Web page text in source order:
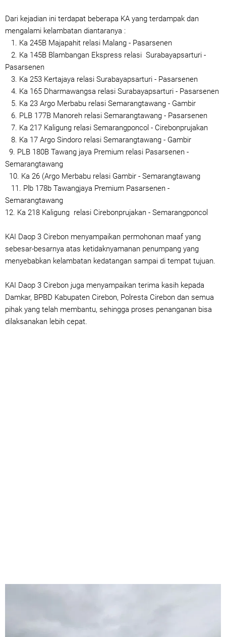
Dari kejadian ini terdapat beberapa KA yang terdampak dan
mengalami kelambatan diantaranya :
1. Ka 245B Majapahit relasi Malang - Pasarsenen
2. Ka 145B Blambangan Ekspress relasi Surabayapsarturi -
Pasarsenen
3. Ka 253 Kertajaya relasi Surabayapsarturi - Pasarsenen
4. Ka 165 Dharmawangsa relasi Surabayapsarturi - Pasarsenen
5. Ka 23 Argo Merbabu relasi Semarangtawang - Gambir
6. PLB 177B Manoreh relasi Semarangtawang - Pasarsenen
7. Ka 217 Kaligung relasi Semarangponcol - Cirebonprujakan
8. Ka 17 Argo Sindoro relasi Semarangtawang - Gambir
9. PLB 180B Tawang jaya Premium relasi Pasarsenen -
Semarangtawang
10. Ka 26 (Argo Merbabu relasi Gambir - Semarangtawang
11. Plb 178b Tawangjaya Premium Pasarsenen -
Semarangtawang
12. Ka 218 Kaligung relasi Cirebonprujakan - Semarangponcol
KAI Daop 3 Cirebon menyampaikan permohonan maaf yang
sebesar-besarnya atas ketidaknyamanan penumpang yang
menyebabkan kelambatan kedatangan sampai di tempat tujuan.
KAI Daop 3 Cirebon juga menyampaikan terima kasih kepada
Damkar, BPBD Kabupaten Cirebon, Polresta Cirebon dan semua
pihak yang telah membantu, sehingga proses penanganan bisa
dilaksanakan lebih cepat.